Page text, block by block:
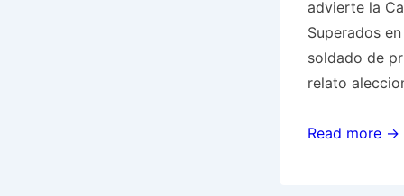
advierte la
Superados
soldado de
relato
AP:
Read more →